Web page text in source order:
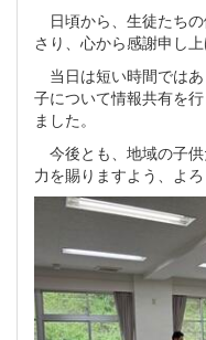
日頃から、生徒たち
さり、心から感謝申し上
当日は短い時間では
子について情報共有を
ました。
今後とも、地域の子
力を賜りますよう、よ